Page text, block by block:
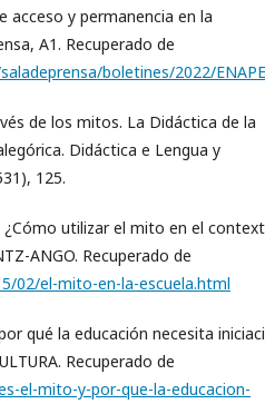
acceso y permanencia en la
A1. Recuperado de
boletines/2022/
de los mitos. La Didáctica de la
Didáctica e Lengua y
125.
utilizar el mito en el
ANGO. Recuperado de
02/el-mito-en-la-escuela.html
qué la educación necesita
Recuperado de
el-mito-y-por-que-la-educacion-